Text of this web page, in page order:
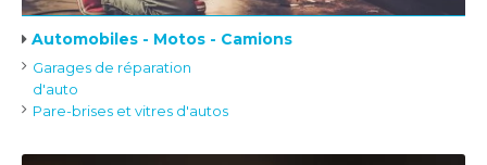
Automobiles - Motos - Camions
Garages de réparation
d'auto
Pare-brises et vitres d'autos